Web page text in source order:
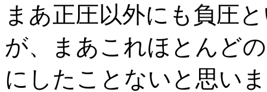
まあ正圧以外にも負圧
が、まあこれほとんど
にしたことないと思い